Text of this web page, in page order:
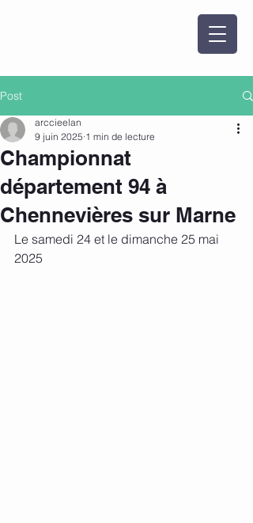
Post
Championnat
département 94 à
Chennevières sur Marne
arccieelan
9 juin 2025 1 min de lecture
Le samedi 24 et le dimanche 25 mai
2025